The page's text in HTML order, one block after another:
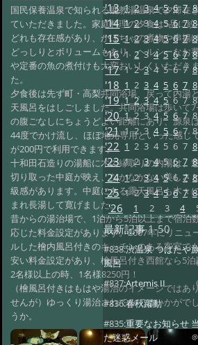
国民保養温泉で知られる鹿教湯温泉で夕滞在
ていただきました。家庭料理の夕食は5品に
どれも存在感があり、かぼちゃの煮物や串揚
どっしりとボリュームもあり、ヘルシーなお
や定番の魚の煮付けも大変おいしくいただき
た。
夕食後は先ず町・高梨共同浴場、戻って内湯
天風呂をはしごしました。共同浴場は歩いて
の腹ごなしにちょうどよい距離にあり、源泉
44度でかけ流し、ほぼ地元専用といった感じ
が200円で利用できます。
十和田石造りの湯船に木の縁取りの内湯は、
切り取った中庭が映え、なかなかない美しさ
級感があります。中庭にある露天風呂も木々
まれ長湯して寛げました。
昔からの湯治場で、1泊から5泊以上まで宿泊
応じた料金設定があります。2007年にリニュ
ルした檜内風呂付きのキッチンのある客室で
安い料金設定があり、檜風呂付き西館なら5
2名様以上の時、1名様8250円！
（檜風呂付きはもはや湯治のイメージではあ
せんが）ゆっくり湯治されてみてはいかがで
うか。
'13 1 2 3 4 5 6 7 8
'14 1 2 3 4 5 6 7 8
'15 1 2 3 4 5 6 7 8
'16 1 2 3 4 5 6 7 8
'17 1 2 3 4 5 6 7 8
'18 1 2 3 4 5 6 7 8
'19 1 2 3 4 5 6 7 8
'20 1 2 3 4 5 6 7 8
'21 1 2 3 4 5 6 7 8
'22 1 2 3 4 5 6 7 8
'23 1 2 3 4 5 6 7 8
'24 1 2 3 4 5 6 7 8
'25 1 2 3 4 5 6 7 8
'26 1 2 3 4
最新記事1-50
#838:渋温泉 つばたや
風呂
#837:Artemis II
#836:春秋躍動
#835:重要なお知らせ
た迷惑メール